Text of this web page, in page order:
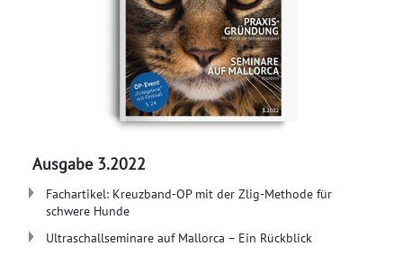
Ausgabe 3.2022
Fachartikel: Kreuzband-OP mit der Zlig-Methode für
schwere Hunde
Ultraschallseminare auf Mallorca – Ein Rückblick